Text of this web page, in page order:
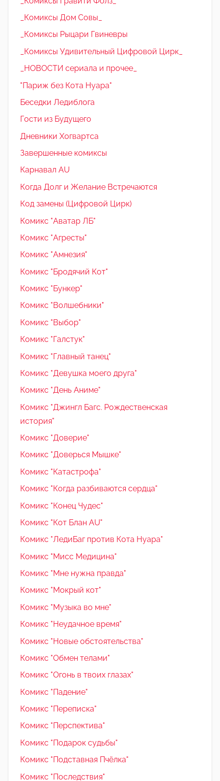
_Комиксы Дом Совы_
_Комиксы Рыцари Гвиневры
_Комиксы Удивительный Цифровой Цирк_
_НОВОСТИ сериала и прочее_
"Париж без Кота Нуара"
Беседки Ледиблога
Гости из Будущего
Дневники Хогвартса
Завершенные комиксы
Карнавал AU
Когда Долг и Желание Встречаются
Код замены (Цифровой Цирк)
Комикс "Аватар ЛБ"
Комикс "Агресты"
Комикс "Амнезия"
Комикс "Бродячий Кот"
Комикс "Бункер"
Комикс "Волшебники"
Комикс "Выбор"
Комикс "Галстук"
Комикс "Главный танец"
Комикс "Девушка моего друга"
Комикс "День Аниме"
Комикс "Джингл Багс. Рождественская
история"
Комикс "Доверие"
Комикс "Доверься Мышке"
Комикс "Катастрофа"
Комикс "Когда разбиваются сердца"
Комикс "Конец Чудес"
Комикс "Кот Блан AU"
Комикс "ЛедиБаг против Кота Нуара"
Комикс "Мисс Медицина"
Комикс "Мне нужна правда"
Комикс "Мокрый кот"
Комикс "Музыка во мне"
Комикс "Неудачное время"
Комикс "Новые обстоятельства"
Комикс "Обмен телами"
Комикс "Огонь в твоих глазах"
Комикс "Падение"
Комикс "Переписка"
Комикс "Перспектива"
Комикс "Подарок судьбы"
Комикс "Подставная Пчёлка"
Комикс "Последствия"